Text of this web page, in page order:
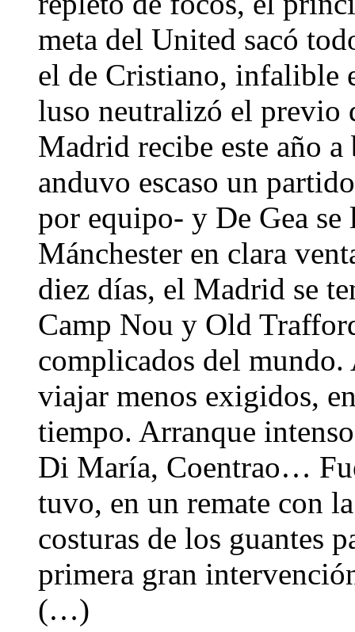
meta del United sacó
el de Cristiano, infalible
luso neutralizó el previo
Madrid recibe este año
anduvo escaso un
por equipo- y De Gea se
Mánchester en clara
diez días, el Madrid se
Camp Nou y Old
complicados del
viajar menos exigidos,
tiempo. Arranque
Di María, Coentrao…
tuvo, en un remate con
costuras de los guantes
primera gran
(…)